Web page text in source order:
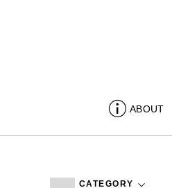
ABOUT
CATEGORY